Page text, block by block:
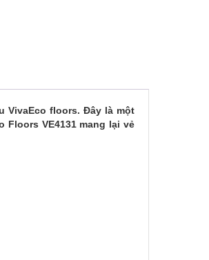
VivaEco floors. Đây là một
VE4131 mang lại vẻ